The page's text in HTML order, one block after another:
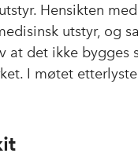
Hensikten
utstyr, og
at det ikke bygges
I møtet